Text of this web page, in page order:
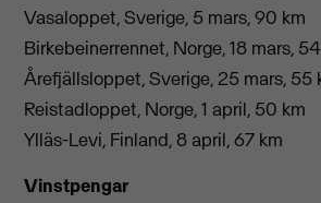
Vasaloppet, Sverige, 5 mars, 90 km
Birkebeinerrennet, Norge, 18 mars,
Årefjällsloppet, Sverige, 25 mars, 55
Reistadloppet, Norge, 1 april, 50 km
Ylläs-Levi, Finland, 8 april, 67 km
Vinstpengar